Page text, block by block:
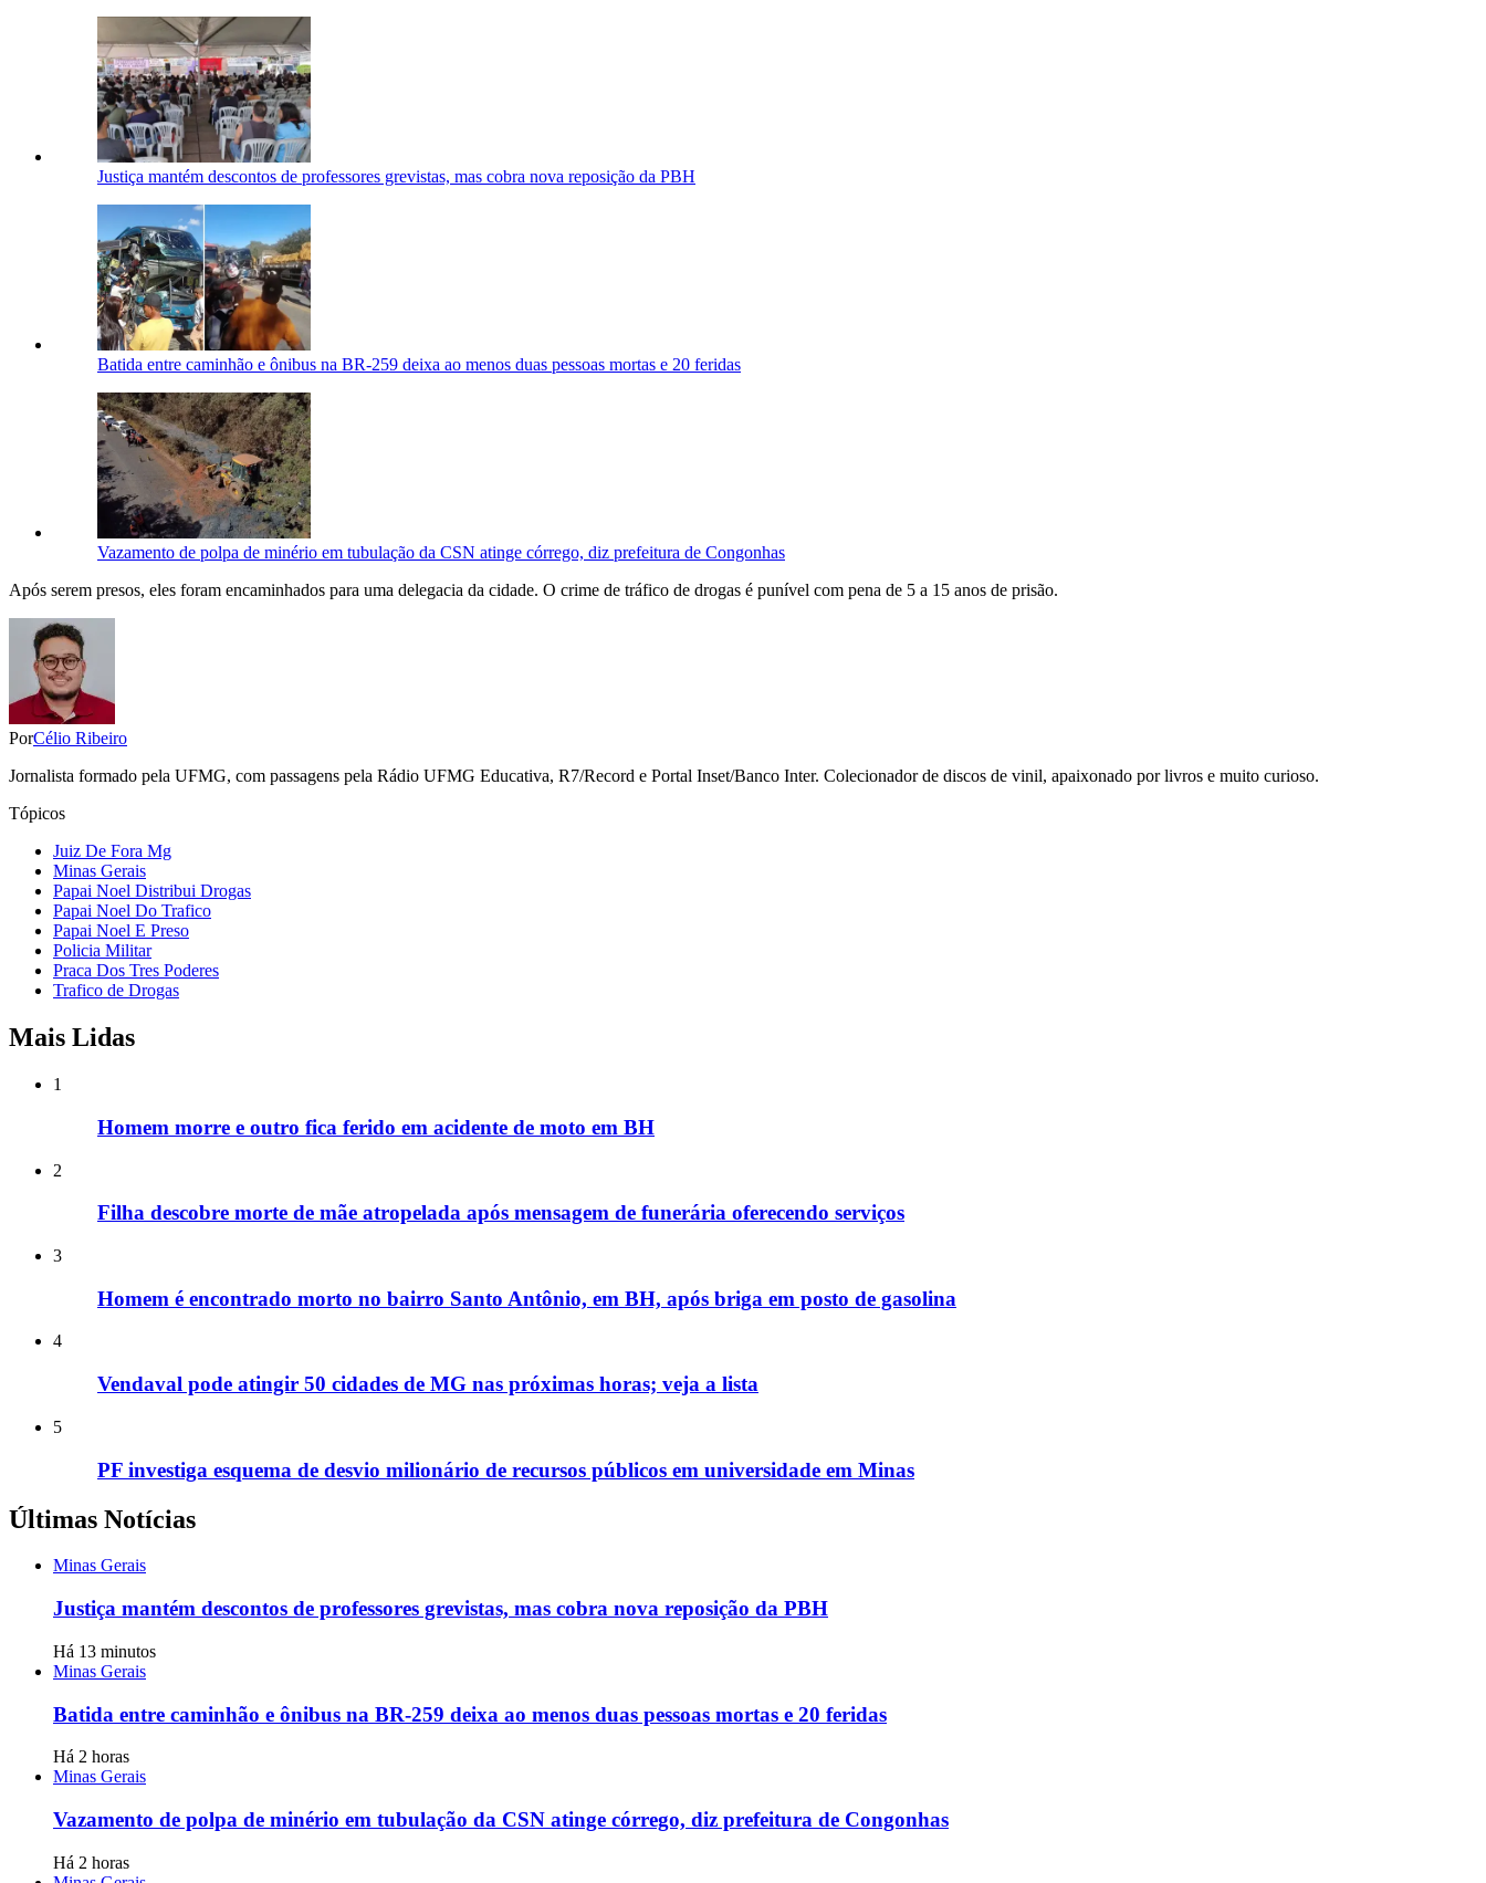
Justiça mantém descontos de professores grevistas, mas cobra nova reposição da PBH
Batida entre caminhão e ônibus na BR-259 deixa ao menos duas pessoas mortas e 20 feridas
Vazamento de polpa de minério em tubulação da CSN atinge córrego, diz prefeitura de Congonhas
Após serem presos, eles foram encaminhados para uma delegacia da cidade. O crime de tráfico de drogas é punível com pena de 5 a 15 anos de prisão.
PorCélio Ribeiro
Jornalista formado pela UFMG, com passagens pela Rádio UFMG Educativa, R7/Record e Portal Inset/Banco Inter. Colecionador de discos de vinil, apaixonado por livros e muito curioso.
Tópicos
Juiz De Fora Mg
Minas Gerais
Papai Noel Distribui Drogas
Papai Noel Do Trafico
Papai Noel E Preso
Policia Militar
Praca Dos Tres Poderes
Trafico de Drogas
Mais Lidas
1
Homem morre e outro fica ferido em acidente de moto em BH
2
Filha descobre morte de mãe atropelada após mensagem de funerária oferecendo serviços
3
Homem é encontrado morto no bairro Santo Antônio, em BH, após briga em posto de gasolina
4
Vendaval pode atingir 50 cidades de MG nas próximas horas; veja a lista
5
PF investiga esquema de desvio milionário de recursos públicos em universidade em Minas
Últimas Notícias
Minas Gerais
Justiça mantém descontos de professores grevistas, mas cobra nova reposição da PBH
Há 13 minutos
Minas Gerais
Batida entre caminhão e ônibus na BR-259 deixa ao menos duas pessoas mortas e 20 feridas
Há 2 horas
Minas Gerais
Vazamento de polpa de minério em tubulação da CSN atinge córrego, diz prefeitura de Congonhas
Há 2 horas